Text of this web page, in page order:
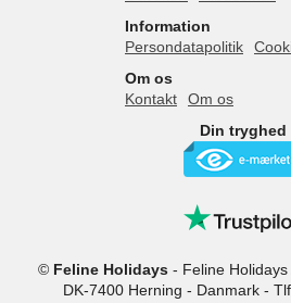
Information
Persondatapolitik
Om os
Kontakt
Om os
Din tryghed
© Feline Holidays- Feline Holidays
DK-7400 Herning - Danmark -